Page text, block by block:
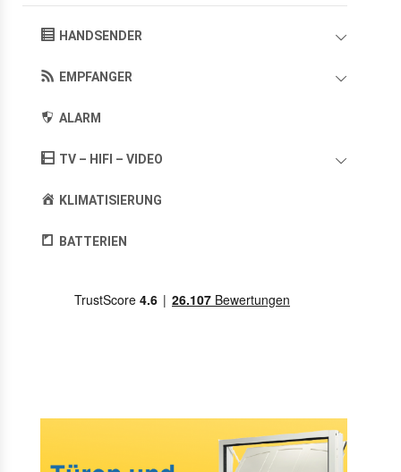
HANDSENDER
EMPFANGER
ALARM
TV – HIFI – VIDEO
KLIMATISIERUNG
BATTERIEN